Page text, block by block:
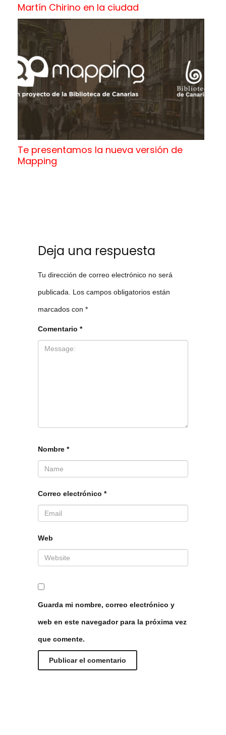
Martín Chirino en la ciudad
Te presentamos la nueva versión de
Mapping
Deja una respuesta
Tu dirección de correo electrónico no será
publicada. Los campos obligatorios están
marcados con *
Comentario *
Nombre *
Correo electrónico *
Web
Guarda mi nombre, correo electrónico y
web en este navegador para la próxima vez
que comente.